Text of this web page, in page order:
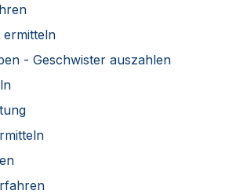
- Geschwister auszahlen